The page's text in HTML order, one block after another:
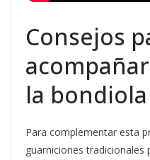
Consejos
la bondiola
Para complementar esta
guarniciones tradicionales